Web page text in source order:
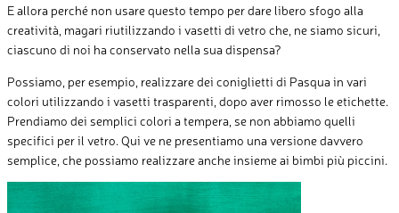
E allora perché non usare questo tempo per dare libero sfogo alla
creatività, magari riutilizzando i vasetti di vetro che, ne siamo sicuri,
ciascuno di noi ha conservato nella sua dispensa?
Possiamo, per esempio, realizzare dei coniglietti di Pasqua in vari
colori utilizzando i vasetti trasparenti, dopo aver rimosso le etichette.
Prendiamo dei semplici colori a tempera, se non abbiamo quelli
specifici per il vetro. Qui ve ne presentiamo una versione davvero
semplice, che possiamo realizzare anche insieme ai bimbi più piccini.